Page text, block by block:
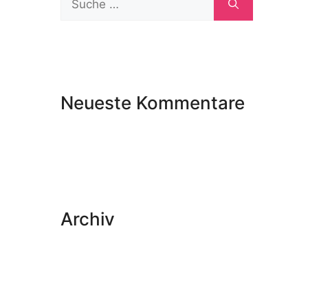
Neueste Kommentare
Archiv